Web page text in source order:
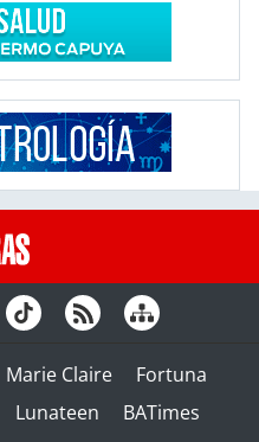
Marie Claire
Fortuna
Lunateen BATimes